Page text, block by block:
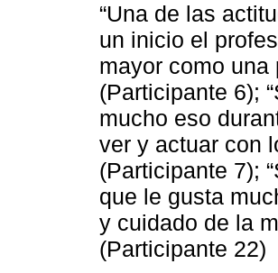
“Una de las
un inicio el
mayor como una
(Participante 6);
mucho eso
ver y actuar con
(Participante 7);
que le gusta
y cuidado de la
(Participante 22)